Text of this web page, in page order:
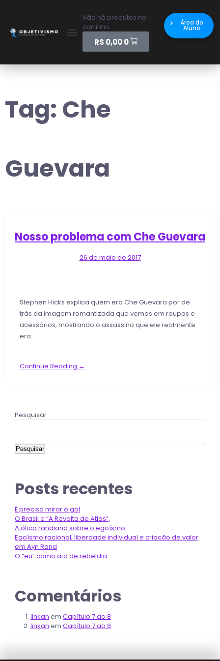
Não há produtos no
carrinho.
R$ 0,00 0
Área do
Aluno
Tag: Che
Guevara
Nosso problema com Che Guevara
26 de maio de 2017
Stephen Hicks explica quem era Che Guevara por de
trás da imagem romantizada que vemos em roupas e
acessórios, mostrando o assassino que ele realmente
era.
Continue Reading →
Pesquisar
Pesquisar
Posts recentes
É preciso mirar o gol
O Brasil e “A Revolta de Atlas”,
A ótica randiana sobre o egoísmo
Egoísmo racional, liberdade individual e criação de valor
em Ayn Rand
O “eu” como ato de rebeldia
Comentários
linkan em Capítulo 7 ao 8
linkan em Capítulo 7 ao 8